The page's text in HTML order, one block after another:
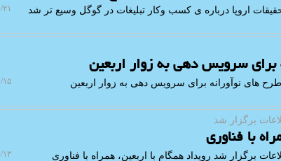
اروپا درباره ی کسب وکار تبلیغات در گوگل وسیع تر شد
برای سرویس دهی به زوار اربعین
های نوآورانه برای سرویس دهی به زوار اربعین
برگزار شد
با فناوری
برگزار شد رویداد همگام با اربعین، همراه با فناوری